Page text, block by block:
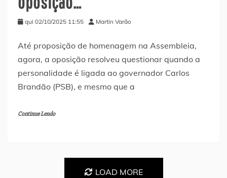
qui 02/10/2025 11:55 Martin Varão
Até proposição de homenagem na Assembleia,
agora, a oposição resolveu questionar quando a
personalidade é ligada ao governador Carlos
Brandão (PSB), e mesmo que a
Continue Lendo
LOAD MORE